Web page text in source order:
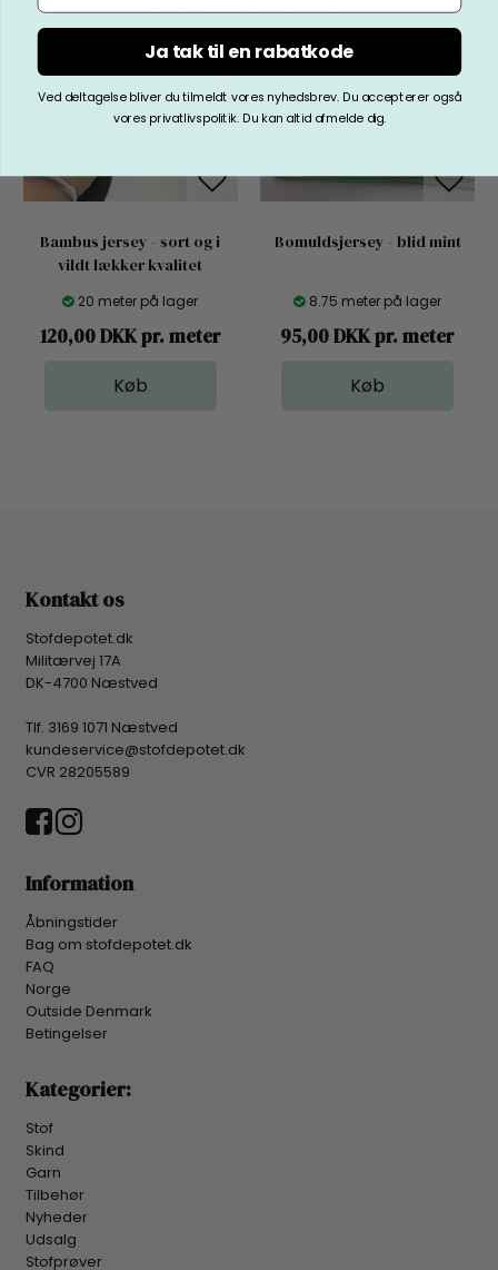
Måske mangler du også
Bambus jersey - sort og i
vildt lækker kvalitet
20 meter på lager
120,00 DKK pr. meter
Bomuldsjersey - blid mint
8.75 meter på lager
95,00 DKK pr. meter
Kontakt os
Stofdepotet.dk
Militærvej 17A
DK-4700 Næstved
Tlf. 3169 1071 Næstved
kundeservice@stofdepotet.dk
CVR 28205589
Information
Åbningstider
Bag om stofdepotet.dk
FAQ
Norge
Outside Denmark
Betingelser
Kategorier:
Stof
Skind
Garn
Tilbehør
Nyheder
Udsalg
Stofprøver
Ja tak til en rabatkode
Ved deltagelse bliver du tilmeldt vores nyhedsbrev. Du accepterer også
vores privatlivspolitik. Du kan altid afmelde dig.